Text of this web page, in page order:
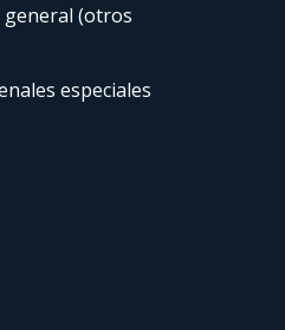
general (otros
especiales